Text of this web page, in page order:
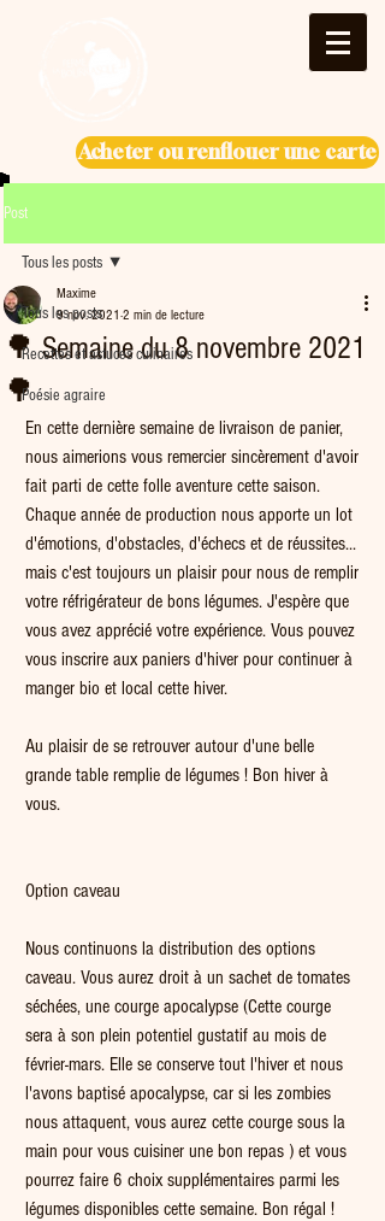
Acheter ou renflouer une carte
Post
Tous les posts
Recettes et astuces culinaires
Poésie agraire
Tous les posts
🌳 Semaine du 8 novembre 2021
🌳
Maxime
9 nov. 2021 2 min de lecture
En cette dernière semaine de livraison de panier,
nous aimerions vous remercier sincèrement d'avoir
fait parti de cette folle aventure cette saison.
Chaque année de production nous apporte un lot
d'émotions, d'obstacles, d'échecs et de réussites...
mais c'est toujours un plaisir pour nous de remplir
votre réfrigérateur de bons légumes. J'espère que
vous avez apprécié votre expérience. Vous pouvez
vous inscrire aux paniers d'hiver pour continuer à
manger bio et local cette hiver.
Au plaisir de se retrouver autour d'une belle
grande table remplie de légumes ! Bon hiver à
vous.
Option caveau
Nous continuons la distribution des options
caveau. Vous aurez droit à un sachet de tomates
séchées, une courge apocalypse (Cette courge
sera à son plein potentiel gustatif au mois de
février-mars. Elle se conserve tout l'hiver et nous
l'avons baptisé apocalypse, car si les zombies
nous attaquent, vous aurez cette courge sous la
main pour vous cuisiner une bon repas ) et vous
pourrez faire 6 choix supplémentaires parmi les
légumes disponibles cette semaine. Bon régal !